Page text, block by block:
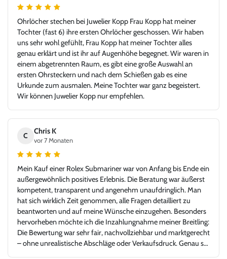
Ohrlöcher stechen bei Juwelier Kopp Frau Kopp hat meiner
Tochter (fast 6) ihre ersten Ohrlöcher geschossen. Wir haben
uns sehr wohl gefühlt, Frau Kopp hat meiner Tochter alles
genau erklärt und ist ihr auf Augenhöhe begegnet. Wir waren in
einem abgetrennten Raum, es gibt eine große Auswahl an
ersten Ohrsteckern und nach dem Schießen gab es eine
Urkunde zum ausmalen. Meine Tochter war ganz begeistert.
Wir können Juwelier Kopp nur empfehlen.
C
Chris K
vor 7 Monaten
Mein Kauf einer Rolex Submariner war von Anfang bis Ende ein
außergewöhnlich positives Erlebnis. Die Beratung war äußerst
kompetent, transparent und angenehm unaufdringlich. Man
hat sich wirklich Zeit genommen, alle Fragen detailliert zu
beantworten und auf meine Wünsche einzugehen. Besonders
hervorheben möchte ich die Inzahlungnahme meiner Breitling:
Die Bewertung war sehr fair, nachvollziehbar und marktgerecht
– ohne unrealistische Abschläge oder Verkaufsdruck. Genau so